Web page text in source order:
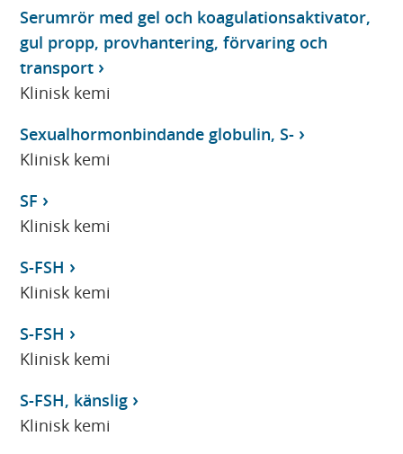
Serumrör med gel och koagulationsaktivator,
gul propp, provhantering, förvaring och
transport
Klinisk kemi
Sexualhormonbindande globulin, S-
Klinisk kemi
SF
Klinisk kemi
S-FSH
Klinisk kemi
S-FSH
Klinisk kemi
S-FSH, känslig
Klinisk kemi